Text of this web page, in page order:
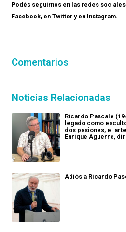
Podés seguirnos en las redes
Facebook, en Twitter y en Instagram.
Comentarios
Noticias Relacionadas
Ricardo Pascale
legado como
dos pasiones, el
Enrique Aguerre,
Adiós a Ricardo